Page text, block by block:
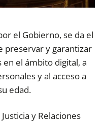
el Gobierno, se da el
preservar y garantizar
el ámbito digital, a
y al acceso a
edad.
y Relaciones